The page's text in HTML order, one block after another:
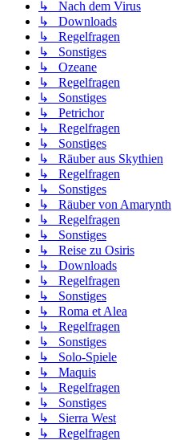
↳ Nach dem Virus
↳ Downloads
↳ Regelfragen
↳ Sonstiges
↳ Ozeane
↳ Regelfragen
↳ Sonstiges
↳ Petrichor
↳ Regelfragen
↳ Sonstiges
↳ Räuber aus Skythien
↳ Regelfragen
↳ Sonstiges
↳ Räuber von Amarynth
↳ Regelfragen
↳ Sonstiges
↳ Reise zu Osiris
↳ Downloads
↳ Regelfragen
↳ Sonstiges
↳ Roma et Alea
↳ Regelfragen
↳ Sonstiges
↳ Solo-Spiele
↳ Maquis
↳ Regelfragen
↳ Sonstiges
↳ Sierra West
↳ Regelfragen